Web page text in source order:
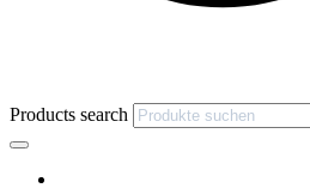
Products search